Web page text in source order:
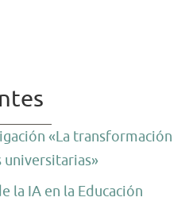
«La transformación
la IA en la Educación